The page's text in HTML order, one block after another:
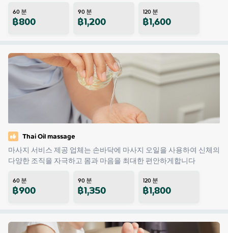
60분
฿800 90분
฿1,200 120분
฿1,600
Thai Oil massage
마사지 서비스 제공 업체는 손바닥에 마사지 오일을 사용하여 신체의
다양한 조직을 자극하고 몸과 마음을 최대한 편안하게합니다
60분
฿900 90분
฿1,350 120분
฿1,800